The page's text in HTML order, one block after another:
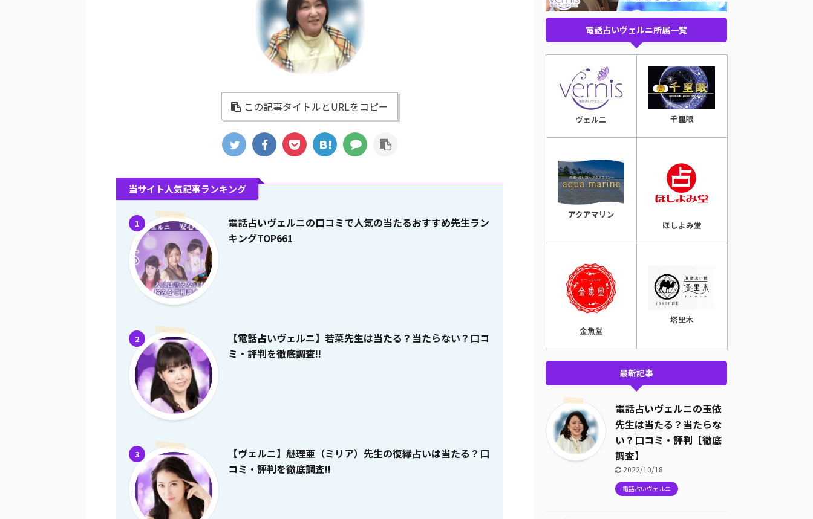
この記事タイトルとURLをコピー
当サイト人気記事ランキング
1
電話占いヴェルニの口コミで人気の当たるおすすめ先生ラン
キングTOP661
2
【電話占いヴェルニ】若菜先生は当たる？当たらない？口コ
ミ・評判を徹底調査!!
3
【ヴェルニ】魅理亜（ミリア）先生の復縁占いは当たる？口
コミ・評判を徹底調査!!
電話占いヴェルニ所属一覧
ヴェルニ 千里眼
アクアマリン
ほしよみ堂
金魚堂
塔里木
最新記事
電話占いヴェルニの玉依
先生は当たる？当たらな
い？口コミ・評判【徹底
調査】
2022/10/18
電話占いヴェルニ